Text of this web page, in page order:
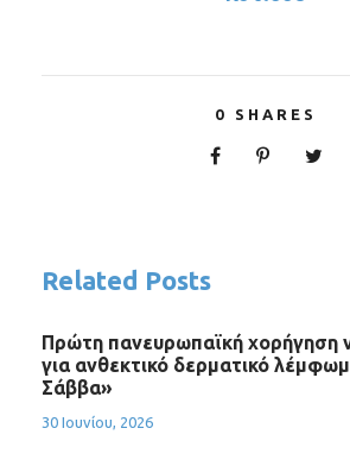
0 SHARES
Related Posts
Πρώτη πανευρωπαϊκή χορήγηση
για ανθεκτικό δερματικό
Σάββα»
30 Ιουνίου, 2026